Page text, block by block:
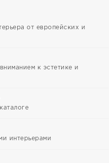
от европейских и
к эстетике и
интерьерами